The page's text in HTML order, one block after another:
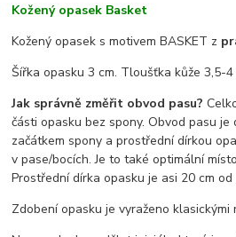
Kožený opasek Basket
Kožený opasek s motivem BASKET z
Šířka opasku 3 cm. Tloušťka kůže 3,5-4
Jak správně změřit obvod pasu?
části opasku bez spony. Obvod pasu je
začátkem spony a prostřední dírkou
v pase/bocích. Je to také optimální
Prostřední dírka opasku je asi 20 cm od
Zdobení opasku je vyraženo klasickými